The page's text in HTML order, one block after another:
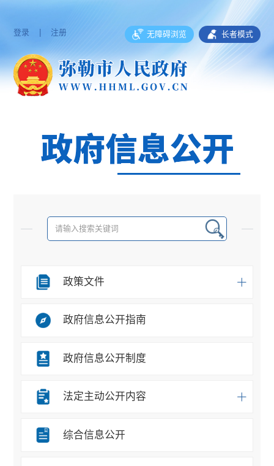
登录 | 注册 无障碍浏览 长者模式
政策文件
政府信息公开指南
政府信息公开制度
法定主动公开内容
综合信息公开